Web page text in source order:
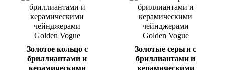
Золотое кольцо с
бриллиантами и
Золотые серьги с
бриллиантами и